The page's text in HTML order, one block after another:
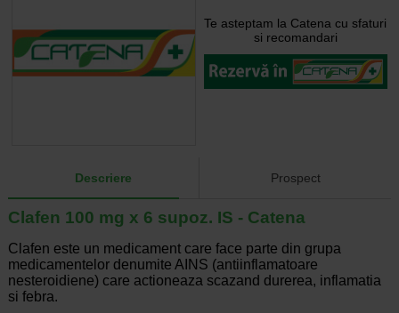
Te asteptam la Catena cu sfaturi
si recomandari
Descriere Prospect
Clafen 100 mg x 6 supoz. IS - Catena
Clafen este un medicament care face parte din grupa
medicamentelor denumite AINS (antiinflamatoare
nesteroidiene) care actioneaza scazand durerea, inflamatia
si febra.